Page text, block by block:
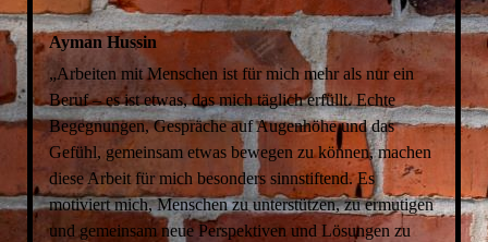
Ayman Hussin
„Arbeiten mit Menschen ist für mich mehr als nur ein
Beruf – es ist etwas, das mich täglich erfüllt. Echte
Begegnungen, Gespräche auf Augenhöhe und das
Gefühl, gemeinsam etwas bewegen zu können, machen
diese Arbeit für mich besonders sinnstiftend. Es
motiviert mich, Menschen zu unterstützen, zu ermutigen
und gemeinsam neue Perspektiven und Lösungen zu